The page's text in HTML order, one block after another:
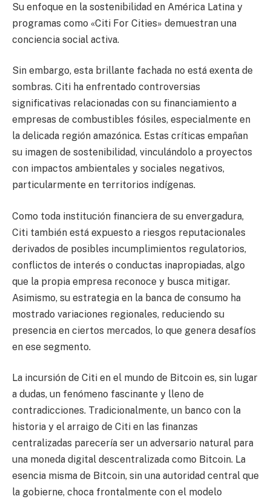
Su enfoque en la sostenibilidad en América Latina y
programas como «Citi For Cities» demuestran una
conciencia social activa.
Sin embargo, esta brillante fachada no está exenta de
sombras. Citi ha enfrentado controversias
significativas relacionadas con su financiamiento a
empresas de combustibles fósiles, especialmente en
la delicada región amazónica. Estas críticas empañan
su imagen de sostenibilidad, vinculándolo a proyectos
con impactos ambientales y sociales negativos,
particularmente en territorios indígenas.
Como toda institución financiera de su envergadura,
Citi también está expuesto a riesgos reputacionales
derivados de posibles incumplimientos regulatorios,
conflictos de interés o conductas inapropiadas, algo
que la propia empresa reconoce y busca mitigar.
Asimismo, su estrategia en la banca de consumo ha
mostrado variaciones regionales, reduciendo su
presencia en ciertos mercados, lo que genera desafíos
en ese segmento.
La incursión de Citi en el mundo de Bitcoin es, sin lugar
a dudas, un fenómeno fascinante y lleno de
contradicciones. Tradicionalmente, un banco con la
historia y el arraigo de Citi en las finanzas
centralizadas parecería ser un adversario natural para
una moneda digital descentralizada como Bitcoin. La
esencia misma de Bitcoin, sin una autoridad central que
la gobierne, choca frontalmente con el modelo